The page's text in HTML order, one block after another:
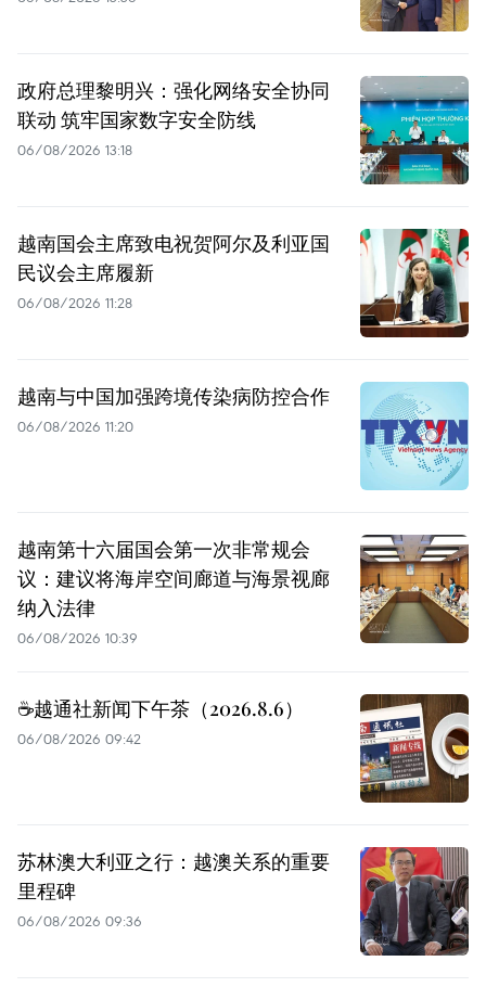
政府总理黎明兴：强化网络安全协同
联动 筑牢国家数字安全防线
06/08/2026 13:18
越南国会主席致电祝贺阿尔及利亚国
民议会主席履新
06/08/2026 11:28
越南与中国加强跨境传染病防控合作
06/08/2026 11:20
越南第十六届国会第一次非常规会
议：建议将海岸空间廊道与海景视廊
纳入法律
06/08/2026 10:39
☕️越通社新闻下午茶（2026.8.6）
06/08/2026 09:42
苏林澳大利亚之行：越澳关系的重要
里程碑
06/08/2026 09:36